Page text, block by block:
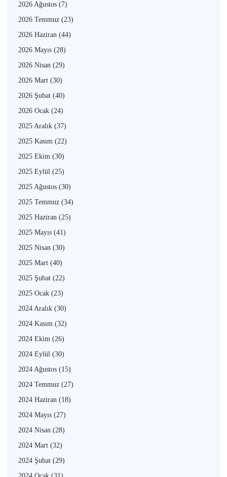
2026 Ağustos (7)
2026 Temmuz (23)
2026 Haziran (44)
2026 Mayıs (28)
2026 Nisan (29)
2026 Mart (30)
2026 Şubat (40)
2026 Ocak (24)
2025 Aralık (37)
2025 Kasım (22)
2025 Ekim (30)
2025 Eylül (25)
2025 Ağustos (30)
2025 Temmuz (34)
2025 Haziran (25)
2025 Mayıs (41)
2025 Nisan (30)
2025 Mart (40)
2025 Şubat (22)
2025 Ocak (23)
2024 Aralık (30)
2024 Kasım (32)
2024 Ekim (26)
2024 Eylül (30)
2024 Ağustos (15)
2024 Temmuz (27)
2024 Haziran (18)
2024 Mayıs (27)
2024 Nisan (28)
2024 Mart (32)
2024 Şubat (29)